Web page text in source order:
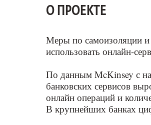
О ПРОЕКТЕ
Меры по самоизоляции и
использовать онлайн-
По данным McKinsey с
банковских сервисов
онлайн операций и
В крупнейших банках